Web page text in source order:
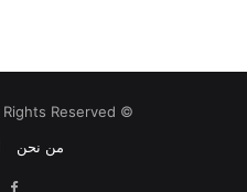
© Copyright 2026, All Rights Reserved
من نحن